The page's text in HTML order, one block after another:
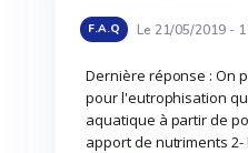
F.A.Q Le 21/05/2019 - 1
Dernière réponse : On
pour l'eutrophisation
aquatique à partir de
apport de nutriments